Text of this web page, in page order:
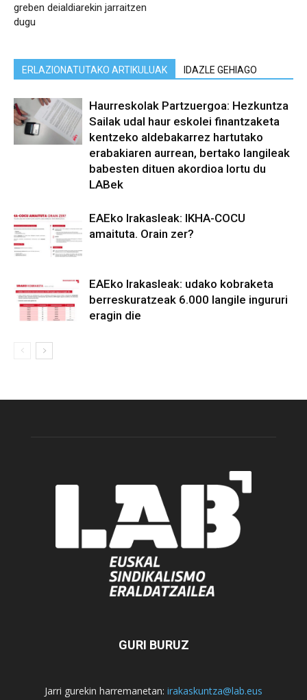
greben deialdiarekin jarraitzen
dugu
ERLAZIONATUTAKO ARTIKULUAK IDAZLE GEHIAGO
Haurreskolak Partzuergoa: Hezkuntza
Sailak udal haur eskolei finantzaketa
kentzeko aldebakarrez hartutako
erabakiaren aurrean, bertako langileak
babesten dituen akordioa lortu du
LABek
EAEko Irakasleak: IKHA-COCU
amaituta. Orain zer?
EAEko Irakasleak: udako kobraketa
berreskuratzeak 6.000 langile ingururi
eragin die
GURI BURUZ
Jarri gurekin harremanetan: irakaskuntza@lab.eus